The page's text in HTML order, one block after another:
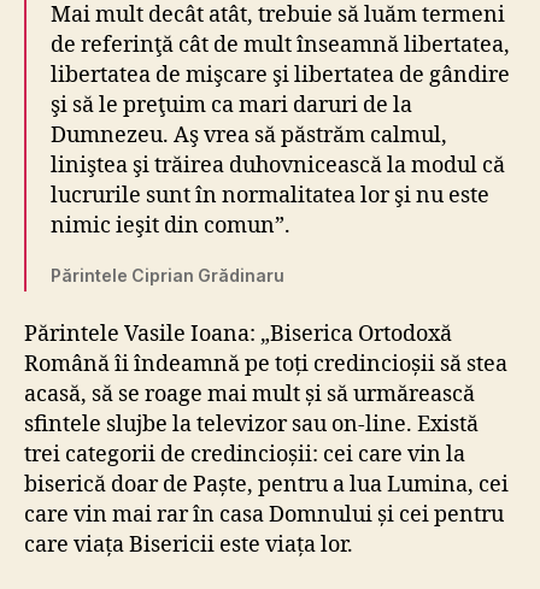
Mai mult decât atât, trebuie să luăm termeni
de referinţă cât de mult înseamnă libertatea,
libertatea de mişcare şi libertatea de gândire
şi să le preţuim ca mari daruri de la
Dumnezeu. Aş vrea să păstrăm calmul,
liniştea şi trăirea duhovnicească la modul că
lucrurile sunt în normalitatea lor şi nu este
nimic ieşit din comun”.
Părintele Ciprian Grădinaru
Părintele Vasile Ioana: „Biserica Ortodoxă
Română îi îndeamnă pe toți credincioșii să stea
acasă, să se roage mai mult și să urmărească
sfintele slujbe la televizor sau on-line. Există
trei categorii de credincioșii: cei care vin la
biserică doar de Paște, pentru a lua Lumina, cei
care vin mai rar în casa Domnului și cei pentru
care viața Bisericii este viața lor.